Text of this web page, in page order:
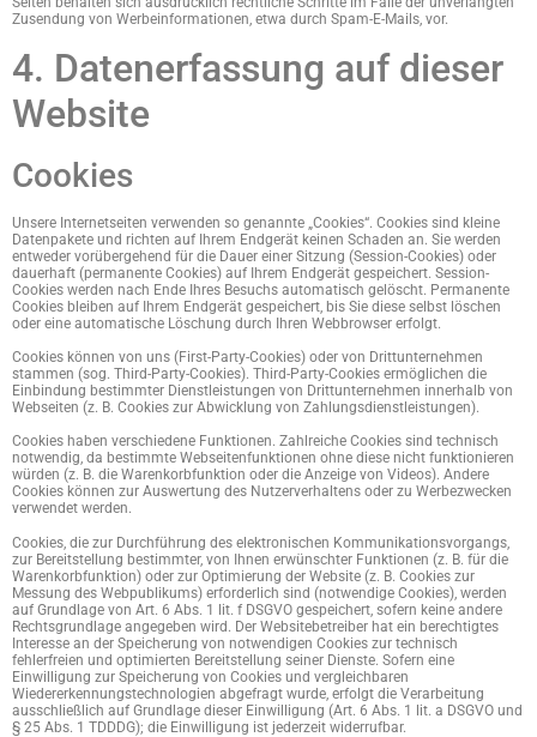
Zusendung von Werbeinformationen, etwa durch Spam-E-Mails, vor.
4. Datenerfassung auf dieser
Website
Cookies
Unsere Internetseiten verwenden so genannte „Cookies“. Cookies sind kleine
Datenpakete und richten auf Ihrem Endgerät keinen Schaden an. Sie werden
entweder vorübergehend für die Dauer einer Sitzung (Session-Cookies) oder
dauerhaft (permanente Cookies) auf Ihrem Endgerät gespeichert. Session-
Cookies werden nach Ende Ihres Besuchs automatisch gelöscht. Permanente
Cookies bleiben auf Ihrem Endgerät gespeichert, bis Sie diese selbst löschen
oder eine automatische Löschung durch Ihren Webbrowser erfolgt.
Cookies können von uns (First-Party-Cookies) oder von Drittunternehmen
stammen (sog. Third-Party-Cookies). Third-Party-Cookies ermöglichen die
Einbindung bestimmter Dienstleistungen von Drittunternehmen innerhalb von
Webseiten (z. B. Cookies zur Abwicklung von Zahlungsdienstleistungen).
Cookies haben verschiedene Funktionen. Zahlreiche Cookies sind technisch
notwendig, da bestimmte Webseitenfunktionen ohne diese nicht funktionieren
würden (z. B. die Warenkorbfunktion oder die Anzeige von Videos). Andere
Cookies können zur Auswertung des Nutzerverhaltens oder zu Werbezwecken
verwendet werden.
Cookies, die zur Durchführung des elektronischen Kommunikationsvorgangs,
zur Bereitstellung bestimmter, von Ihnen erwünschter Funktionen (z. B. für die
Warenkorbfunktion) oder zur Optimierung der Website (z. B. Cookies zur
Messung des Webpublikums) erforderlich sind (notwendige Cookies), werden
auf Grundlage von Art. 6 Abs. 1 lit. f DSGVO gespeichert, sofern keine andere
Rechtsgrundlage angegeben wird. Der Websitebetreiber hat ein berechtigtes
Interesse an der Speicherung von notwendigen Cookies zur technisch
fehlerfreien und optimierten Bereitstellung seiner Dienste. Sofern eine
Einwilligung zur Speicherung von Cookies und vergleichbaren
Wiedererkennungstechnologien abgefragt wurde, erfolgt die Verarbeitung
ausschließlich auf Grundlage dieser Einwilligung (Art. 6 Abs. 1 lit. a DSGVO und
§ 25 Abs. 1 TDDDG); die Einwilligung ist jederzeit widerrufbar.